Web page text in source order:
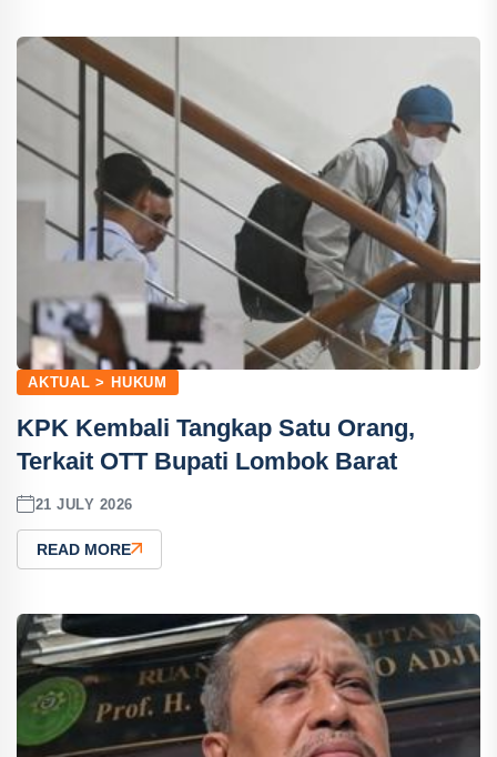
AKTUAL > HUKUM
KPK Kembali Tangkap Satu Orang,
Terkait OTT Bupati Lombok Barat
21 JULY 2026
READ MORE